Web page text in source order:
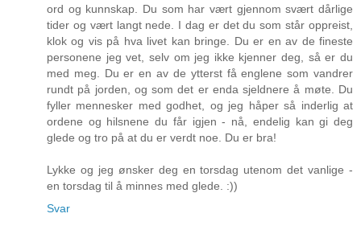
ord og kunnskap. Du som har vært gjennom svært dårlige
tider og vært langt nede. I dag er det du som står oppreist,
klok og vis på hva livet kan bringe. Du er en av de fineste
personene jeg vet, selv om jeg ikke kjenner deg, så er du
med meg. Du er en av de ytterst få englene som vandrer
rundt på jorden, og som det er enda sjeldnere å møte. Du
fyller mennesker med godhet, og jeg håper så inderlig at
ordene og hilsnene du får igjen - nå, endelig kan gi deg
glede og tro på at du er verdt noe. Du er bra!
Lykke og jeg ønsker deg en torsdag utenom det vanlige -
en torsdag til å minnes med glede. :))
Svar